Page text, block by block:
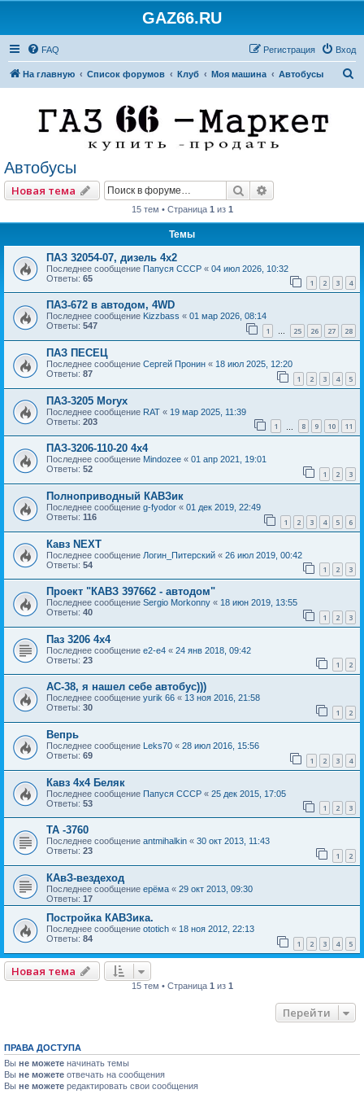
GAZ66.RU
FAQ Вход
Регистрация
На главную Список форумов Клуб Моя машина Автобусы
Автобусы
Новая тема Поиск
15 тем • Страница 1 из 1
Темы
ПАЗ 32054-07, дизель 4х2
Последнее сообщение Папуся СССР « 04 июл 2026, 10:32
Ответы: 65 1 2 3 4
ПАЗ-672 в автодом, 4WD
Последнее сообщение Kizzbass « 01 мар 2026, 08:14
Ответы: 547 1 … 25 26 27 28
ПАЗ ПЕСЕЦ
Последнее сообщение Сергей Пронин « 18 июл 2025, 12:20
Ответы: 87 1 2 3 4 5
ПАЗ-3205 Moryx
Последнее сообщение RAT « 19 мар 2025, 11:39
Ответы: 203 1 8 9 10 11
ПАЗ-3206-110-20 4х4
Последнее сообщение Mindozee « 01 апр 2021, 19:01
Ответы: 52 1 2 3
Полноприводный КАВЗик
Последнее сообщение g-fyodor « 01 дек 2019, 22:49
Ответы: 116 1 2 3 4 5 6
Кавз NEXT
Последнее сообщение Логин_Питерский « 26 июл 2019, 00:42
Ответы: 54 1 2 3
Проект "КАВЗ 397662 - автодом"
Последнее сообщение Sergio Morkonny « 18 июн 2019, 13:55
Ответы: 40 1 2 3
Паз 3206 4х4
Последнее сообщение e2-e4 « 24 янв 2018, 09:42
Ответы: 23 1 2
АС-38, я нашел себе автобус)))
Последнее сообщение yurik 66 « 13 ноя 2016, 21:58
Ответы: 30 1 2
Вепрь
Последнее сообщение Leks70 « 28 июл 2016, 15:56
Ответы: 69 1 2 3 4
Кавз 4х4 Беляк
Последнее сообщение Папуся СССР « 25 дек 2015, 17:05
Ответы: 53 1 2 3
ТА -3760
Последнее сообщение antmihalkin « 30 окт 2013, 11:43
Ответы: 23 1 2
КАвЗ-вездеход
Последнее сообщение ерёма « 29 окт 2013, 09:30
Ответы: 17
Постройка КАВЗика.
Последнее сообщение ototich « 18 ноя 2012, 22:13
Ответы: 84 1 2 3 4 5
Новая тема
15 тем • Страница 1 из 1
Перейти
ПРАВА ДОСТУПА
Вы не можете начинать темы
Вы не можете отвечать на сообщения
Вы не можете редактировать свои сообщения